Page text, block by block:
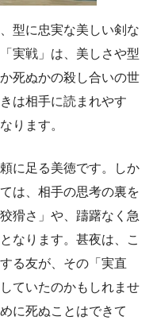
型に忠実な美しい剣な
実戦」は、美しさや型
死ぬかの殺し合いの世
は相手に読まれやす
ります。
に足る美徳です。しか
は、相手の思考の裏を
猾さ」や、躊躇なく急
なります。甚夜は、こ
る友が、その「実直
ていたのかもしれませ
に死ぬことはできて